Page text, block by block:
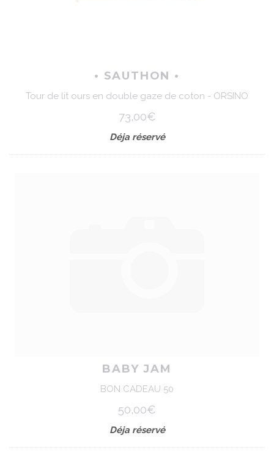
• SAUTHON •
Tour de lit ours en double gaze de coton - ORSINO
73,00€
Déja réservé
BABY JAM
BON CADEAU 50
50,00€
Déja réservé